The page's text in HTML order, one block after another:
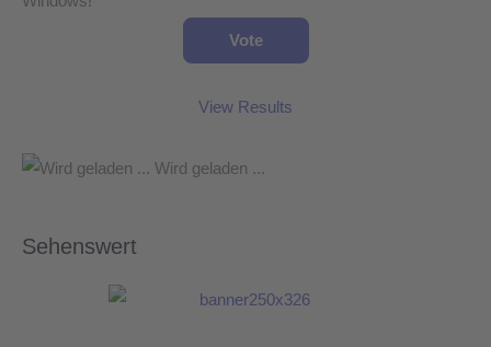
View Results
Wird geladen ...
Sehenswert